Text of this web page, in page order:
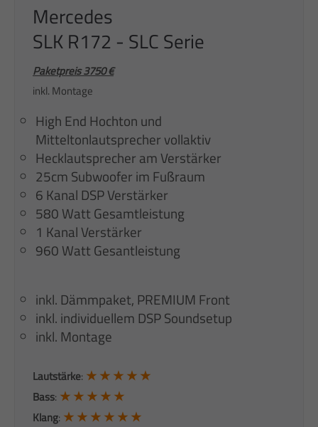
Mercedes
SLK R172 - SLC Serie
Paketpreis 3750 €
inkl. Montage
High End Hochton und
Mitteltonlautsprecher vollaktiv
Hecklautsprecher am Verstärker
25cm Subwoofer im Fußraum
6 Kanal DSP Verstärker
580 Watt Gesamtleistung
1 Kanal Verstärker
960 Watt Gesantleistung
inkl. Dämmpaket, PREMIUM Front
inkl. individuellem DSP Soundsetup
inkl. Montage
Lautstärke: ★ ★ ★ ★ ★
Bass: ★ ★ ★ ★ ★
Klang: ★ ★ ★ ★ ★ ★